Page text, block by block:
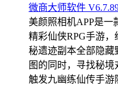
微商大师软件
美颜照相机APP是一
精彩仙侠RPG手游
秘遗迹副本全部隐藏
图的同时，寻找秘境
触发九幽练仙传手游